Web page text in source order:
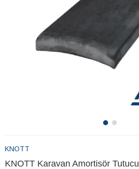
KNOTT
KNOTT Karavan Amortisör Tutucu